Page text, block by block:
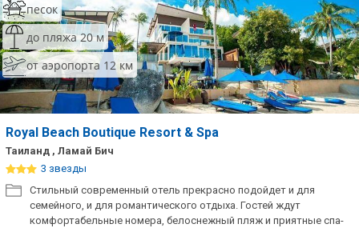
песок
до пляжа 20 м
от аэропорта 12 км
Royal Beach Boutique Resort & Spa
Таиланд , Ламай Бич
3 звезды
Стильный современный отель прекрасно подойдет и для
семейного, и для романтического отдыха. Гостей ждут
комфортабельные номера, белоснежный пляж и приятные спа-